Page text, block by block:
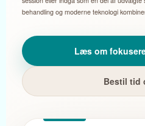
behandling og moderne teknologi
Læs om
Bestil tid